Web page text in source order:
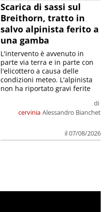
Scarica di sassi sul
Breithorn, tratto in
salvo alpinista ferito a
una gamba
cervinia
di
Alessandro Bianchet
il 07/08/2026
L'intervento è avvenuto in
parte via terra e in parte con
l'elicottero a causa delle
condizioni meteo. L'alpinista
non ha riportato gravi ferite